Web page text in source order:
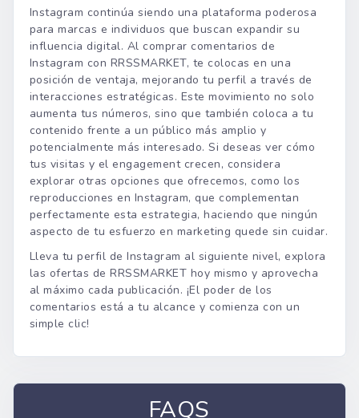
Instagram continúa siendo una plataforma poderosa
para marcas e individuos que buscan expandir su
influencia digital. Al comprar comentarios de
Instagram con RRSSMARKET, te colocas en una
posición de ventaja, mejorando tu perfil a través de
interacciones estratégicas. Este movimiento no solo
aumenta tus números, sino que también coloca a tu
contenido frente a un público más amplio y
potencialmente más interesado. Si deseas ver cómo
tus visitas y el engagement crecen, considera
explorar otras opciones que ofrecemos, como los
reproducciones en Instagram, que complementan
perfectamente esta estrategia, haciendo que ningún
aspecto de tu esfuerzo en marketing quede sin cuidar.
Lleva tu perfil de Instagram al siguiente nivel, explora
las ofertas de RRSSMARKET hoy mismo y aprovecha
al máximo cada publicación. ¡El poder de los
comentarios está a tu alcance y comienza con un
simple clic!
FAQS